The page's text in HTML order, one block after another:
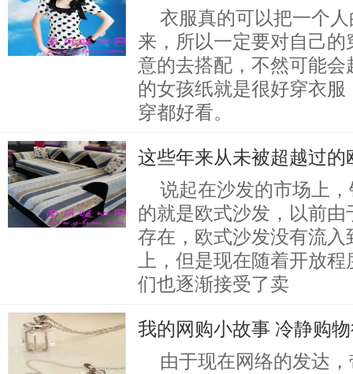
衣服真的可以把一个
来，所以一定要对自己
意的去搭配，不然可能
的女孩纸就是很好穿衣
穿都好看。
这些年来从未被超越过的
说起在沙发的市场上
的就是欧式沙发，以前
存在，欧式沙发没有流入
上，但是现在随着开放
们也逐渐接受了卖
我的网购小故事 冷静购
由于现在网络的发达